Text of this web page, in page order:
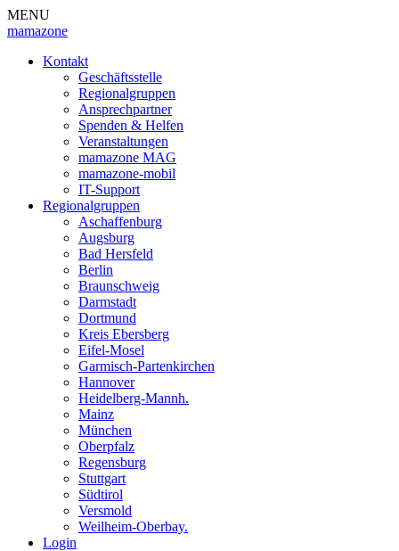
MENU
mamazone
Kontakt
Geschäftsstelle
Regionalgruppen
Ansprechpartner
Spenden & Helfen
Veranstaltungen
mamazone MAG
mamazone-mobil
IT-Support
Regionalgruppen
Aschaffenburg
Augsburg
Bad Hersfeld
Berlin
Braunschweig
Darmstadt
Dortmund
Kreis Ebersberg
Eifel-Mosel
Garmisch-Partenkirchen
Hannover
Heidelberg-Mannh.
Mainz
München
Oberpfalz
Regensburg
Stuttgart
Südtirol
Versmold
Weilheim-Oberbay.
Login